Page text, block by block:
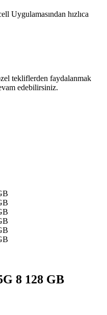
Uygulamasından hızlıca
tekliflerden faydalanmak
edebilirsiniz.
8 128 GB